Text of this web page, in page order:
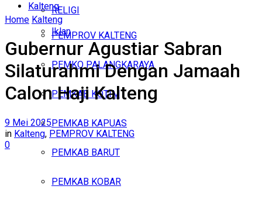
RELIGI
Iklan
Sabtu, Agustus 8, 2026
Kalteng
PEMPROV KALTENG
PEMKO PALANGKARAYA
PEMKAB KOTIM
PEMKAB KAPUAS
PEMKAB BARUT
PEMKAB KOBAR
Home Kalteng
Gubernur Agustiar Sabran
Silaturahmi Dengan Jamaah
Calon Haji Kalteng
9 Mei 2025
in Kalteng, PEMPROV KALTENG
0